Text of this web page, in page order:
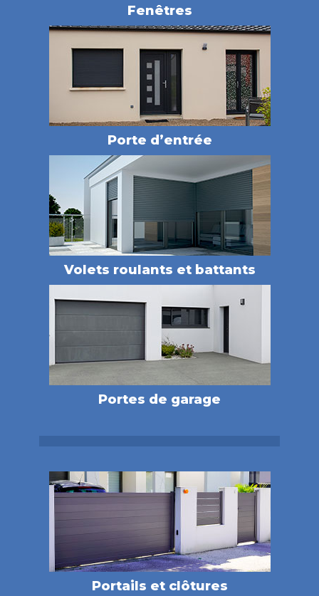
Fenêtres
Porte d’entrée
Volets roulants et battants
Portes de garage
Portails et clôtures